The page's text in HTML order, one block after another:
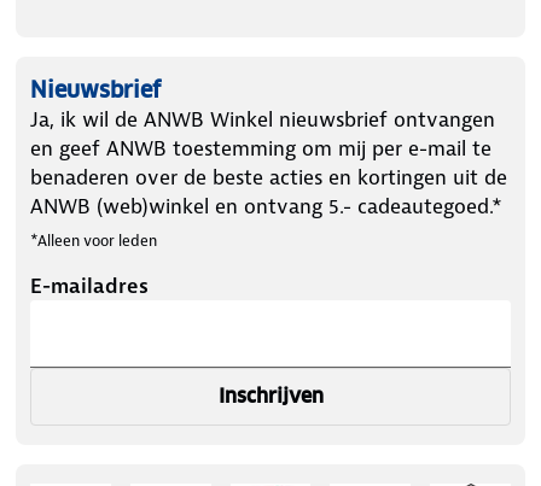
Nieuwsbrief
Ja, ik wil de ANWB Winkel nieuwsbrief ontvangen
en geef ANWB toestemming om mij per e-mail te
benaderen over de beste acties en kortingen uit de
ANWB (web)winkel en ontvang 5.- cadeautegoed.*
*Alleen voor leden
E-mailadres
Inschrijven